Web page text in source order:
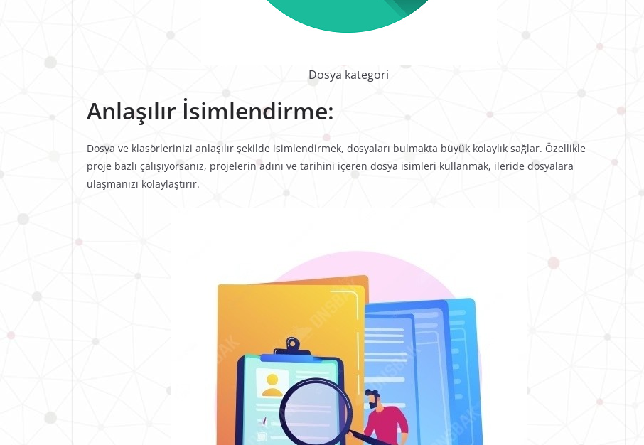
Dosya kategori
Anlaşılır İsimlendirme:
Dosya ve klasörlerinizi anlaşılır şekilde isimlendirmek, dosyaları bulmakta büyük kolaylık sağlar. Özellikle
proje bazlı çalışıyorsanız, projelerin adını ve tarihini içeren dosya isimleri kullanmak, ileride dosyalara
ulaşmanızı kolaylaştırır.